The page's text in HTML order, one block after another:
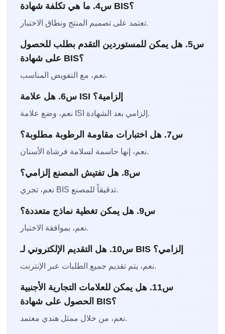
س4. ما هي تكلفة شهادة BIS؟
تعتمد على تصميم المنتج ونطاق الاختبار.
س5. هل يمكن للمستوردين التقدم بطلب للحصول
على شهادة BIS؟
نعم، مع التفويض المناسب.
س6. هل علامة ISI إلزامية؟
نعم، وضع علامة ISI إلزامي بعد الشهادة.
س7. هل اختبارات مقاومة الرطوبة مطلوبة؟
نعم، إنها حاسمة لسلامة فرشاة الأسنان.
س8. هل تفتيش المصنع إلزامي؟
نعم، تجري BIS تدقيقاً للمصنع.
س9. هل يمكن تغطية نماذج متعددة؟
نعم، بموافقة الاختبار.
س10. هل التقديم الإلكتروني لـ BIS إلزامي؟
نعم، يتم تقديم جميع الطلبات عبر الإنترنت.
س11. هل يمكن للعلامات التجارية الأجنبية
الحصول على شهادة BIS؟
نعم، من خلال ممثل هندي معتمد.